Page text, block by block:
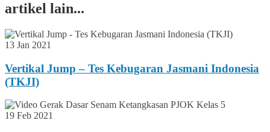
artikel lain...
13 Jan 2021
Vertikal Jump – Tes Kebugaran Jasmani Indonesia
(TKJI)
19 Feb 2021